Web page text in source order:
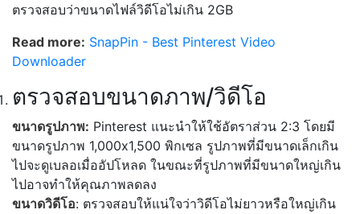
ตรวจสอบว่าขนาดไฟล์วิดีโอไม่เกิน 2GB
Read more: SnapPin - Best Pinterest Video
Downloader
ตรวจสอบขนาดภาพ/วิดีโอ
ขนาดรูปภาพ: Pinterest แนะนำให้ใช้อัตราส่วน 2:3 โดยมี
ขนาดรูปภาพ 1,000x1,500 พิกเซล รูปภาพที่มีขนาดเล็กเกิน
ไปจะดูเบลอเมื่ออัปโหลด ในขณะที่รูปภาพที่มีขนาดใหญ่เกิน
ไปอาจทำให้คุณภาพลดลง
ขนาดวิดีโอ: ตรวจสอบให้แน่ใจว่าวิดีโอไม่ยาวหรือใหญ่เกิน